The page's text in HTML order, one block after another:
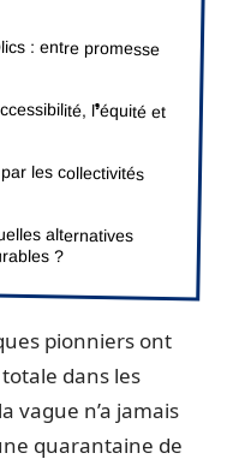
: entre promesse
l’équité et
les collectivités
alternatives
?
pionniers ont
dans les
vague n’a jamais
quarantaine de